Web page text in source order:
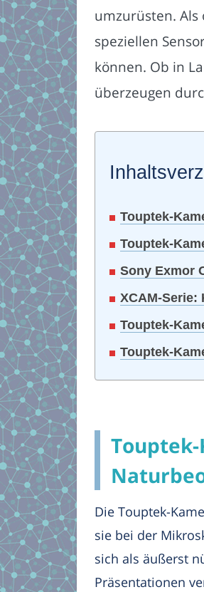
umzurüsten.
speziellen
können. Ob in
überzeugen
Touptek-
Touptek-
Sony Exmor
XCAM-Serie:
Touptek-
Touptek-
Die Touptek-
sie bei der
sich als äußerst
Präsentationen